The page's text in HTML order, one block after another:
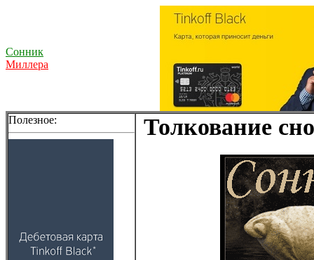
Сонник
Миллера
Полезное: Толкование